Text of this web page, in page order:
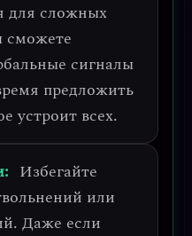
для сложных
сможете
сигналы
предложить
устроит всех.
Избегайте
или
. Даже если